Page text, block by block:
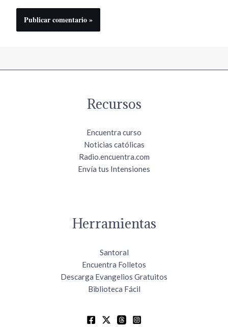
Recursos
Encuentra curso
Noticias católicas
Radio.encuentra.com
Envía tus Intensiones
Herramientas
Santoral
Encuentra Folletos
Descarga Evangelios Gratuitos
Biblioteca Fácil